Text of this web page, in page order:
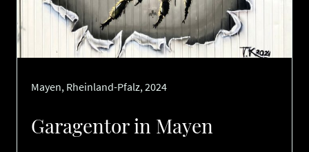
Mayen, Rheinland-Pfalz, 2024
Garagentor in Mayen